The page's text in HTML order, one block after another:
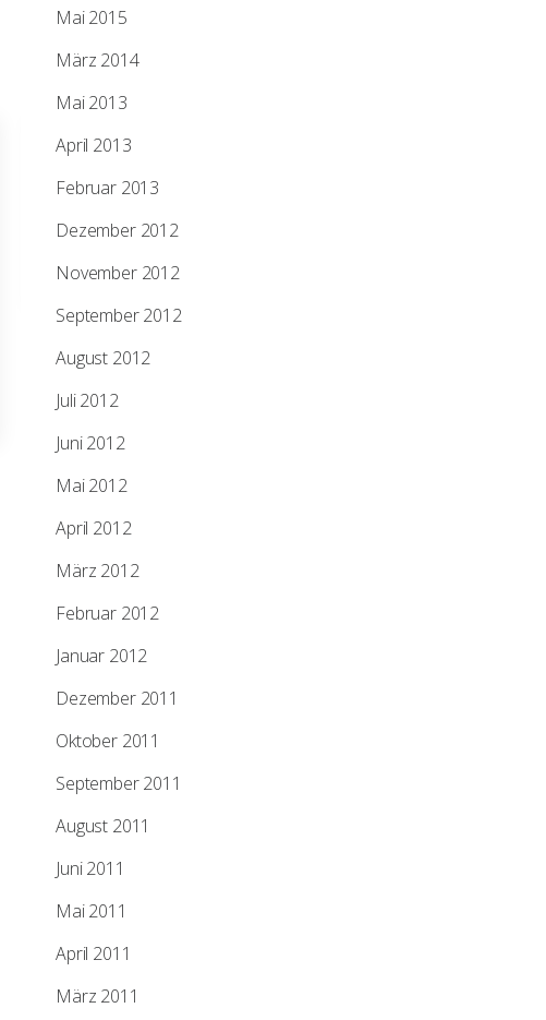
Mai 2015
März 2014
Mai 2013
April 2013
Februar 2013
Dezember 2012
November 2012
September 2012
August 2012
Juli 2012
Juni 2012
Mai 2012
April 2012
März 2012
Februar 2012
Januar 2012
Dezember 2011
Oktober 2011
September 2011
August 2011
Juni 2011
Mai 2011
April 2011
März 2011
2010/02/01